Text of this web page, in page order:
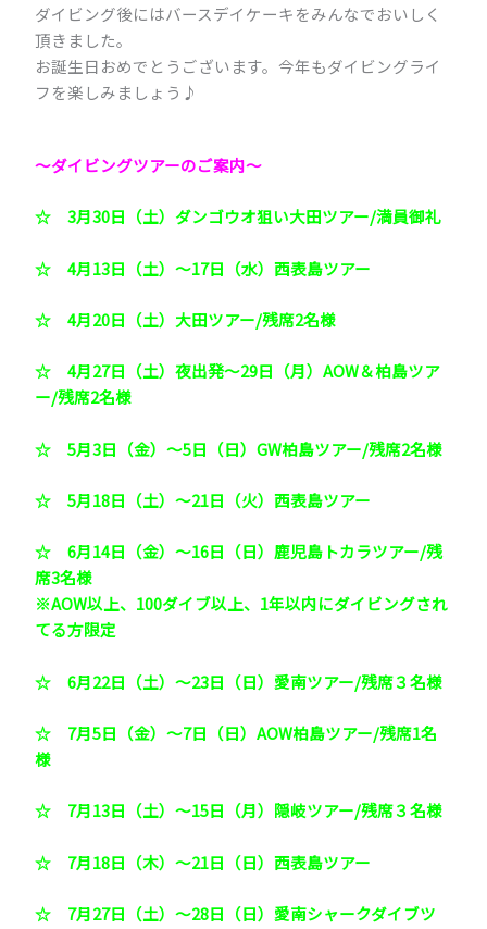
ダイビング後にはバースデイケーキをみんなでおいしく
頂きました。
お誕生日おめでとうございます。今年もダイビングライ
フを楽しみましょう♪
～ダイビングツアーのご案内～
☆ 3月30日（土）ダンゴウオ狙い大田ツアー/満員御礼
☆ 4月13日（土）～17日（水）西表島ツアー
☆ 4月20日（土）大田ツアー/残席2名様
☆ 4月27日（土）夜出発～29日（月）AOW＆柏島ツア
ー/残席2名様
☆ 5月3日（金）～5日（日）GW柏島ツアー/残席2名様
☆ 5月18日（土）～21日（火）西表島ツアー
☆ 6月14日（金）～16日（日）鹿児島トカラツアー/残
席3名様
※AOW以上、100ダイブ以上、1年以内にダイビングされ
てる方限定
☆ 6月22日（土）～23日（日）愛南ツアー/残席３名様
☆ 7月5日（金）～7日（日）AOW柏島ツアー/残席1名
様
☆ 7月13日（土）～15日（月）隠岐ツアー/残席３名様
☆ 7月18日（木）～21日（日）西表島ツアー
☆ 7月27日（土）～28日（日）愛南シャークダイブツ